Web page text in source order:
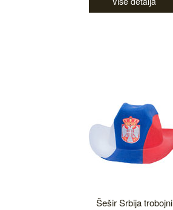
Šešir Srbija trobojni